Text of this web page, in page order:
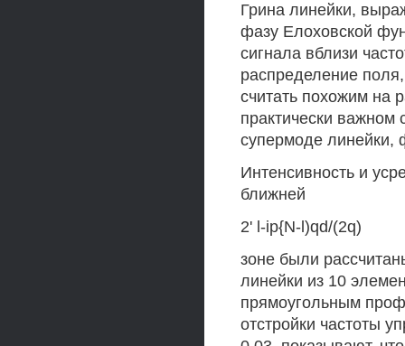
Грина линейки,
фазу Елоховской
сигнала вблизи
распределение
считать похожим на
практически важном
супермоде линейки,
Интенсивность и
ближней
2' l-ip{N-l)qd/(2q)
зоне были
линейки из 10
прямоугольным
отстройки частоты